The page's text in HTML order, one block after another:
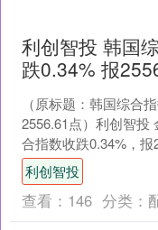
利创智投 韩国
跌0.34% 报
（原标题：韩国综合
2556.61点）利创智投
合指数收跌0.34%，报
产业通商资源部(下称产
利创智投
查看： 146 分类：